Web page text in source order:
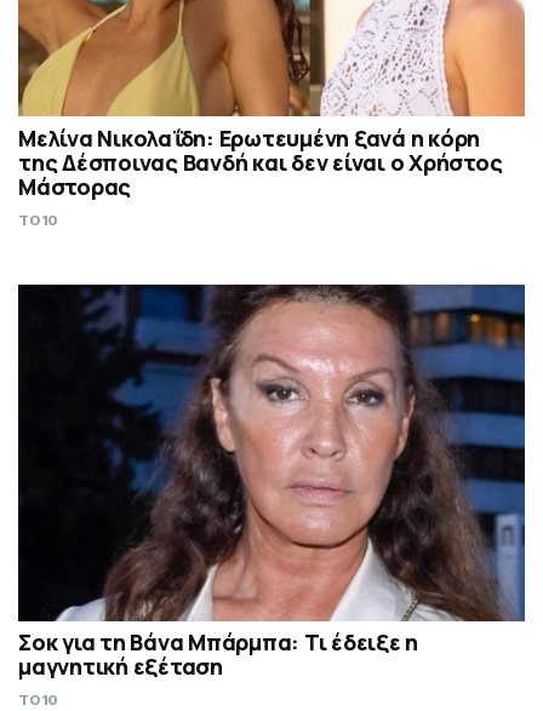
Μελίνα Νικολαΐδη: Ερωτευμένη ξανά η κόρη
της Δέσποινας Βανδή και δεν είναι ο Χρήστος
Μάστορας
TO10
Σoκ για τη Βάνα Μπάρμπα: Τι έδειξε η
μαγνητική εξέταση
TO10